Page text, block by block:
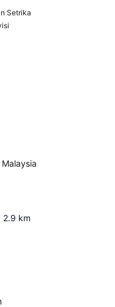
Setrika
2.9 km